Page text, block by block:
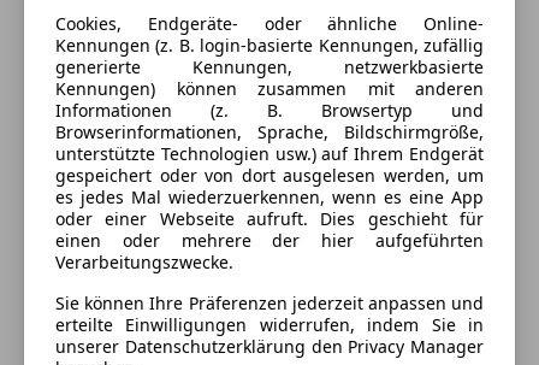
Lichtsensor
Lordosenstütze
Multifunktionslenkrad
Navigationssystem
Regensensor
Sitzheizung
Tempomat
Unterhaltung/Media
Android Auto
Apple CarPlay
Bluetooth
Angeboten wird ein Ford Kuga 2,5 Duratec PHEV
ST-Line Aut. mit NUR 1.673 KM !!!
Eine auf Sie maßgeschneiderte Finanzierung ist in
unserem Hause selbstverständlich möglich.
Gerne tauschen wir Ihren gebrauchten zu fairen
Konditionen ein.
Wir finden auch die passende Versicherung für
Ihren neuen Gebrauchtwagen.
Mehr anzeigen
Preisbewertung
Cookies, Endgeräte- oder ähnliche Online-
Kennungen (z. B. login-basierte Kennungen, zufällig
generierte Kennungen, netzwerkbasierte
Kennungen) können zusammen mit anderen
Informationen (z. B. Browsertyp und
Browserinformationen, Sprache, Bildschirmgröße,
unterstützte Technologien usw.) auf Ihrem Endgerät
gespeichert oder von dort ausgelesen werden, um
es jedes Mal wiederzuerkennen, wenn es eine App
oder einer Webseite aufruft. Dies geschieht für
einen oder mehrere der hier aufgeführten
Verarbeitungszwecke.
Sie können Ihre Präferenzen jederzeit anpassen und
erteilte Einwilligungen widerrufen, indem Sie in
unserer Datenschutzerklärung den Privacy Manager